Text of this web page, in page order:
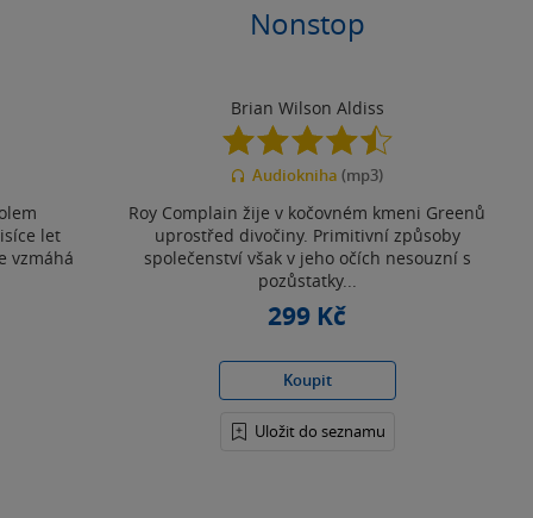
let
vzmáhá
Nonstop
Brian Wilson Aldiss
4.5
z
5
Audiokniha (mp3)
Roy Complain žije v kočovném kmeni Greenů
uprostřed divočiny. Primitivní způsoby
společenství však v jeho očích nesouzní s
pozůstatky...
299 Kč
Koupit
Uložit do seznamu